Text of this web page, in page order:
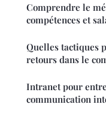
Comprendre le
compétences et
Quelles tactiques
retours dans le
Intranet pour
communication